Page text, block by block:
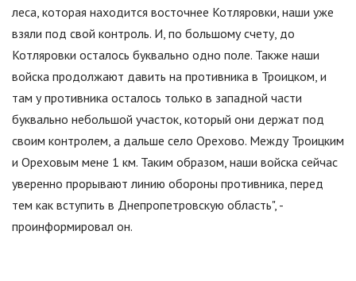
леса, которая находится восточнее Котляровки, наши уже
взяли под свой контроль. И, по большому счету, до
Котляровки осталось буквально одно поле. Также наши
войска продолжают давить на противника в Троицком, и
там у противника осталось только в западной части
буквально небольшой участок, который они держат под
своим контролем, а дальше село Орехово. Между Троицким
и Ореховым мене 1 км. Таким образом, наши войска сейчас
уверенно прорывают линию обороны противника, перед
тем как вступить в Днепропетровскую область", -
проинформировал он.